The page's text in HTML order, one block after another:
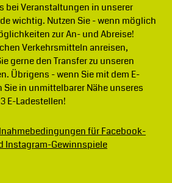
bei Veranstaltungen in unserer
wichtig. Nutzen Sie - wenn möglich
zur An- und Abreise!
Verkehrsmitteln anreisen,
gerne den Transfer zu unseren
Übrigens - wenn Sie mit dem E-
in unmittelbarer Nähe unseres
E-Ladestellen!
für Facebook-
Instagram-Gewinnspiele